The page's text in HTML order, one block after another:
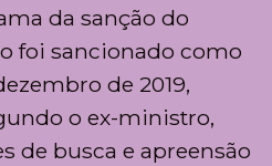
da sanção do
foi sancionado como
de 2019,
o ex-ministro,
de busca e apreensão